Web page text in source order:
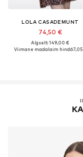
LOLA CASADEMUNT
74,50 €
Algselt: 149,00 €
Viimane madalaim hind: